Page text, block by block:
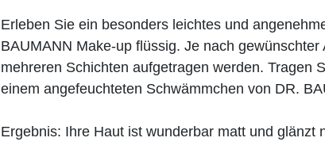
Erleben Sie ein besonders leichtes und
BAUMANN Make-up flüssig. Je nach gewünschter
mehreren Schichten aufgetragen werden. Tragen
einem angefeuchteten Schwämmchen von DR.
Ergebnis: Ihre Haut ist wunderbar matt und glänzt